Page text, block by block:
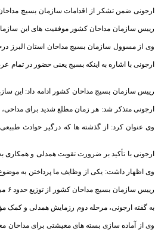
ارجونی ضمن تشکر از اقدامات سازمان بسیج
رییس سازمان مداحان کشور موفقیت های این
ارجونی با اشاره به اینکه بسیج یعنی حضور در تمام
رییس سازمان بسیج مداحان کشور ادامه داد: این
ارجونی متذکر شد: هر زمان مطلع شدید برای
وی عنوان کرد: از گذشته ها که درگیر حوادث
ارجونی با تأکید بر ضرورت تقویت همدلی و همکاری
وی اظهار داشت: یکی از وظایف ما پرداختن به
به گفته ارجونی، مرحله دوم رزمایش همدلی و کمک
وی از آماده سازی بسته های معیشتی برای مداحان